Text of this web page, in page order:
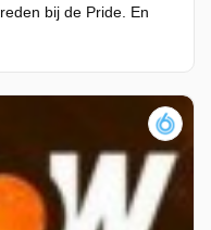
bij de Pride. En